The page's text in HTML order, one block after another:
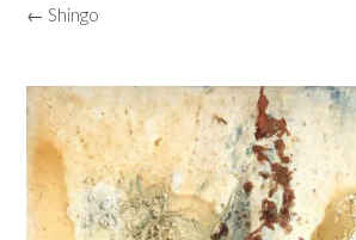
← Shingo